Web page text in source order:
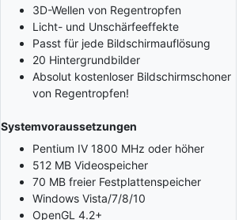
3D-Wellen von Regentropfen
Licht- und Unschärfeeffekte
Passt für jede Bildschirmauflösung
20 Hintergrundbilder
Absolut kostenloser Bildschirmschoner
von Regentropfen!
Systemvoraussetzungen
Pentium IV 1800 MHz oder höher
512 MB Videospeicher
70 MB freier Festplattenspeicher
Windows Vista/7/8/10
OpenGL 4.2+